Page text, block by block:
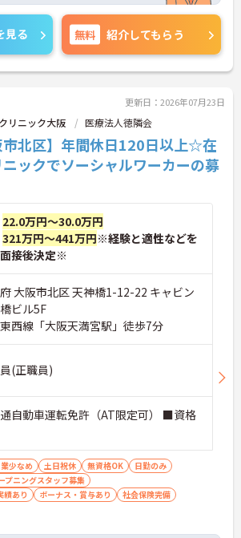
すのでお気軽にご相談くださ
見る 無料 紹介してもらう
更新日：2026年07月23日
リニック大阪 医療法人徳隣会
市北区】年間休日120日以上☆在
ックでソーシャルワーカーの募
22.0万円～30.0万円
321万円～441万円※経験と適性などを
接後決定※
大阪市北区 天神橋1-12-22 キャビン
ビル5F
西線「大阪天満宮駅」徒歩7分
(正職員)
自動車運転免許（AT限定可） ■資格
少なめ 土日祝休 無資格OK
日勤のみ
プニングスタッフ募集
績あり
ボーナス・賞与あり
社会保険完備